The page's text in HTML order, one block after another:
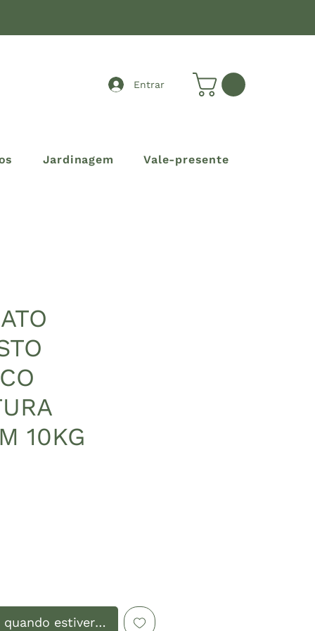
Entrar
Jardinagem Vale-presente
10KG
estiver disponível